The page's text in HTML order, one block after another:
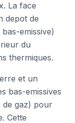
La face
depot de
emissive)
du
thermiques.
et un
bas-emissives
de gaz) pour
Cette